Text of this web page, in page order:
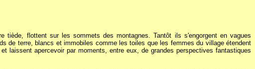
flottent sur les sommets des montagnes. Tantôt ils s'engorgent en vagues
de terre, blancs et immobiles comme les toiles que les femmes du village étendent
laissent apercevoir par moments, entre eux, de grandes perspectives fantastiques